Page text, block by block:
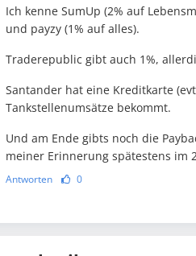
Ich kenne SumUp (2% auf
und payzy (1% auf alles).
Traderepublic gibt auch 1%,
Santander hat eine Kreditkarte
Tankstellenumsätze bekommt.
Und am Ende gibts noch die
meiner Erinnerung spätestens im
Antworten 0